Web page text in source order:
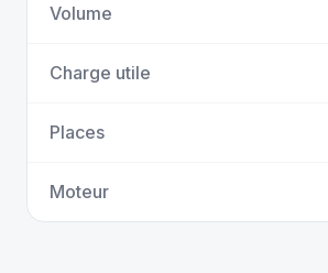
Volume
Charge utile
Places
Moteur